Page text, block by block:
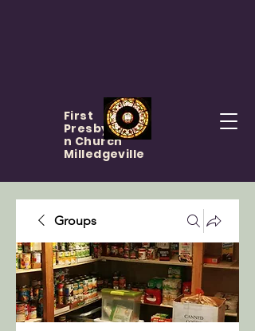
First
Presbyteria
n Church
Milledgeville
Groups